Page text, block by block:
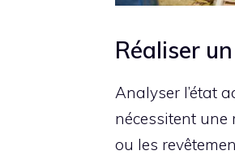
Réaliser
Analyser l’état
nécessitent une
ou les